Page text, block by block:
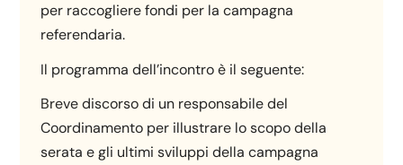
per raccogliere fondi per la campagna
referendaria.
Il programma dell’incontro è il seguente:
Breve discorso di un responsabile del
Coordinamento per illustrare lo scopo della
serata e gli ultimi sviluppi della campagna